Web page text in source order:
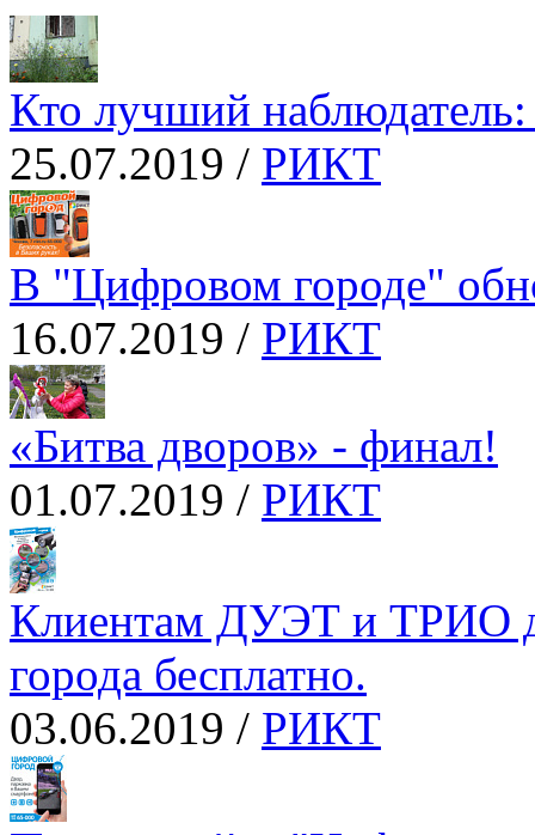
Кто лучший наблюдатель:
25.07.2019 / РИКТ
В "Цифровом городе"
16.07.2019 / РИКТ
«Битва дворов» - финал!
01.07.2019 / РИКТ
Клиентам ДУЭТ и ТРИО
города бесплатно.
03.06.2019 / РИКТ